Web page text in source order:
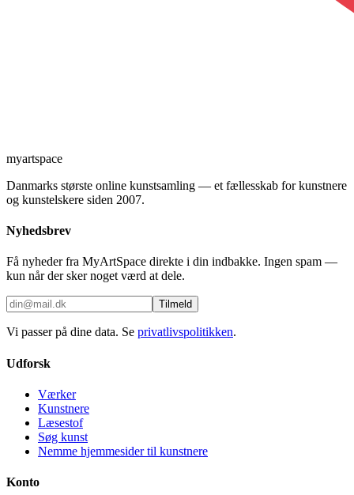
myartspace
Danmarks største online kunstsamling — et fællesskab for kunstnere
og kunstelskere siden 2007.
Nyhedsbrev
Få nyheder fra MyArtSpace direkte i din indbakke. Ingen spam —
kun når der sker noget værd at dele.
Tilmeld
Vi passer på dine data. Se privatlivspolitikken.
Udforsk
Værker
Kunstnere
Læsestof
Søg kunst
Nemme hjemmesider til kunstnere
Konto